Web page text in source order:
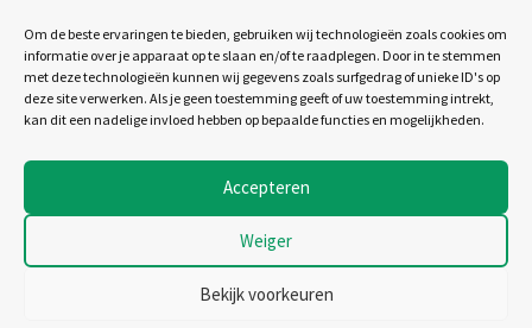
Om de beste ervaringen te bieden, gebruiken wij technologieën zoals cookies om
informatie over je apparaat op te slaan en/of te raadplegen. Door in te stemmen
met deze technologieën kunnen wij gegevens zoals surfgedrag of unieke ID's op
deze site verwerken. Als je geen toestemming geeft of uw toestemming intrekt,
kan dit een nadelige invloed hebben op bepaalde functies en mogelijkheden.
Accepteren
Weiger
Bekijk voorkeuren
lees meer
Volg ons op:
Copyright 2026 - Jansen&Heuning
Disclaimer